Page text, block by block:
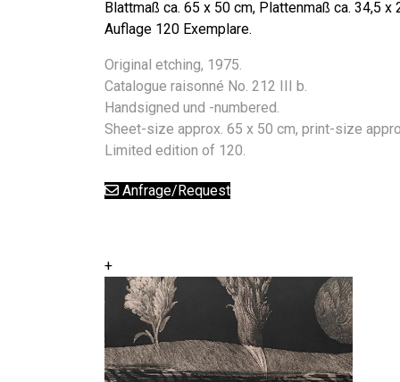
Blattmaß ca. 65 x 50 cm, Plattenmaß ca. 34,5 x
Auflage 120 Exemplare.
Original etching, 1975.
Catalogue raisonné No. 212 III b.
Handsigned und -numbered.
Sheet-size approx. 65 x 50 cm, print-size
Limited edition of 120.
Anfrage/Request
+